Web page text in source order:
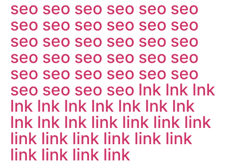
seo seo seo seo seo seo
seo seo seo seo seo seo
seo seo seo seo seo seo
seo seo seo seo seo seo
seo seo seo seo seo seo
seo seo seo seo lnk lnk lnk
lnk lnk lnk lnk lnk lnk lnk
lnk lnk lnk link link link link
link link link link link link
link link link link